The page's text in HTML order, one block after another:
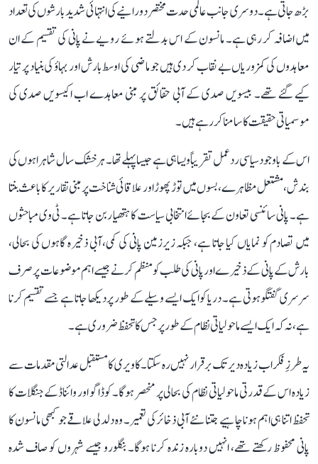
بڑھ جاتی ہے۔ دوسری جانب عالمی حدت مختصر دورانیے کی انتہائی شدید بارشوں کی تعداد
میں اضافہ کر رہی ہے۔ مانسون کے اس بدلتے ہوئے رویے نے پانی کی تقسیم کے ان
معاہدوں کی کمزوریاں بے نقاب کر دی ہیں جو ماضی کی اوسط بارش اور بہاؤ کی بنیاد پر تیار
کیے گئے تھے۔ بیسویں صدی کے آبی حقائق پر مبنی معاہدے اب اکیسویں صدی کی
موسمیاتی حقیقت کا سامنا کر رہے ہیں۔
اس کے باوجود سیاسی ردعمل تقریباً ویسا ہی ہے جیسا پہلے تھا۔ ہر خشک سال شاہراہوں کی
بندش، مشتعل مظاہرے، بسوں میں توڑ پھوڑ اور علاقائی شناخت پر مبنی تقاریر کا باعث بنتا
ہے۔ پانی سائنسی تعاون کے بجائے انتخابی سیاست کا ہتھیار بن جاتا ہے۔ ٹی وی مباحثوں
میں تصادم کو نمایاں کیا جاتا ہے، جبکہ زیرزمین پانی کی کمی، آبی ذخیرہ گاہوں کی بحالی،
بارش کے پانی کے ذخیرے اور پانی کی طلب کو منظم کرنے جیسے اہم موضوعات پر صرف
سرسری گفتگو ہوتی ہے۔ دریا کو ایک ایسے وسیلے کے طور پر دیکھا جاتا ہے جسے تقسیم کرنا
ہے، نہ کہ ایک ایسے ماحولیاتی نظام کے طور پر جس کا تحفظ ضروری ہے۔
یہ طرزِ فکر اب زیادہ دیر تک برقرار نہیں رہ سکتا۔ کاویری کا مستقبل عدالتی مقدمات سے
زیادہ اس کے قدرتی ماحولیاتی نظام کی بحالی پر منحصر ہوگا۔ کوڈاگو اور وائناڈ کے جنگلات کا
تحفظ اتنا ہی اہم ہونا چاہیے جتنا نئے آبی ذخائر کی تعمیر۔ وہ دلدلی علاقے جو کبھی مانسون کا
پانی محفوظ رکھتے تھے، انہیں دوبارہ زندہ کرنا ہوگا۔ بنگلورو جیسے شہروں کو صاف شدہ